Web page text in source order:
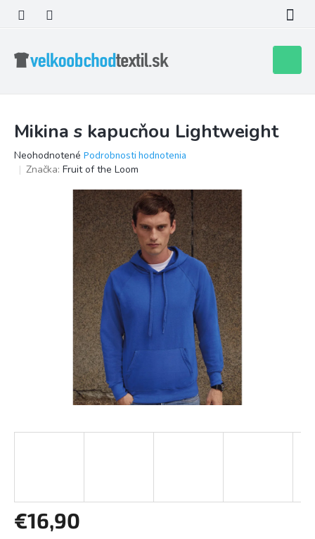
obsah
košík
Mikina s kapucňou Lightweight
Priemerné
hodnotenie
Neohodnotené Podrobnosti hodnotenia
Značka: Fruit of the Loom
€16,90